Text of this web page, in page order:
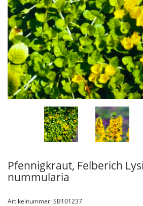
Pfennigkraut, Felberich
nummularia
Artikelnummer: SB101237